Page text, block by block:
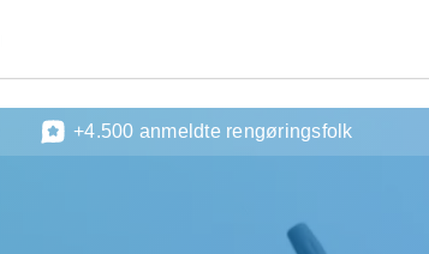
+4.500 anmeldte rengøringsfolk